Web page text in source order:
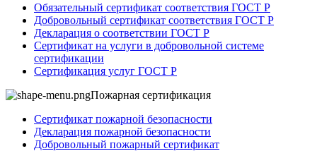
Обязательный сертификат соответствия ГОСТ Р
Добровольный сертификат соответствия ГОСТ Р
Декларация о соответствии ГОСТ Р
Сертификат на услуги в добровольной системе
сертификации
Сертификация услуг ГОСТ Р
Пожарная сертификация
Сертификат пожарной безопасности
Декларация пожарной безопасности
Добровольный пожарный сертификат